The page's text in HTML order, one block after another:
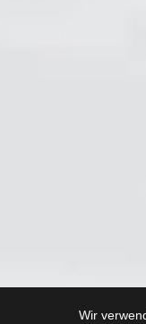
Wir